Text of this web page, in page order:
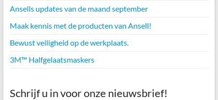
Ansells updates van de maand september
Maak kennis met de producten van Ansell!
Bewust veiligheid op de werkplaats.
3M™ Halfgelaatsmaskers
Schrijf u in voor onze nieuwsbrief!